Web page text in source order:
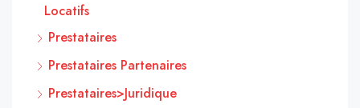
Locatifs
Prestataires
Prestataires Partenaires
Prestataires>Juridique